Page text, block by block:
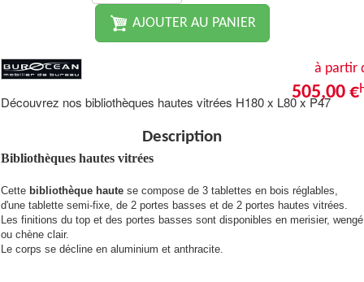
AJOUTER AU PANIER
à partir
505,00 €
Découvrez nos bibliothèques hautes vitrées H180 x L80 x P47
Description
Bibliothèques hautes vitrées
Cette bibliothèque haute se compose de 3 tablettes en bois réglables,
d'une tablette semi-fixe, de 2 portes basses et de 2 portes hautes vitrées.
Les finitions du top et des portes basses sont disponibles en merisier, wengé
ou chène clair.
Le corps se décline en aluminium et anthracite.